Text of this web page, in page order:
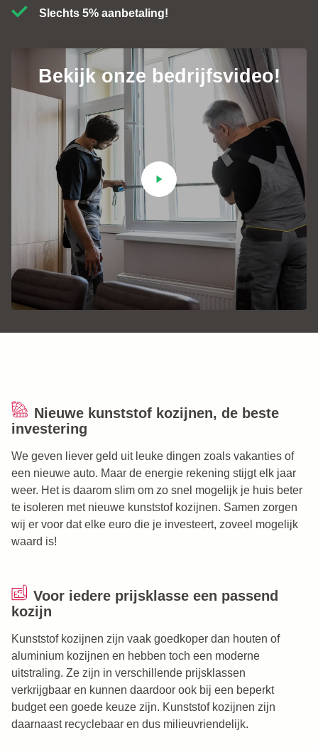
Bekijk onze bedrijfsvideo!
Contact
+31 (0)184 - 76 07 60
Slechts 5% aanbetaling!
Nieuwe kunststof kozijnen, de beste
investering
We geven liever geld uit leuke dingen zoals vakanties of
een nieuwe auto. Maar de energie rekening stijgt elk jaar
weer. Het is daarom slim om zo snel mogelijk je huis beter
te isoleren met nieuwe kunststof kozijnen. Samen zorgen
wij er voor dat elke euro die je investeert, zoveel mogelijk
waard is!
Voor iedere prijsklasse een passend
kozijn
Kunststof kozijnen zijn vaak goedkoper dan houten of
aluminium kozijnen en hebben toch een moderne
uitstraling. Ze zijn in verschillende prijsklassen
verkrijgbaar en kunnen daardoor ook bij een beperkt
budget een goede keuze zijn. Kunststof kozijnen zijn
daarnaast recyclebaar en dus milieuvriendelijk.